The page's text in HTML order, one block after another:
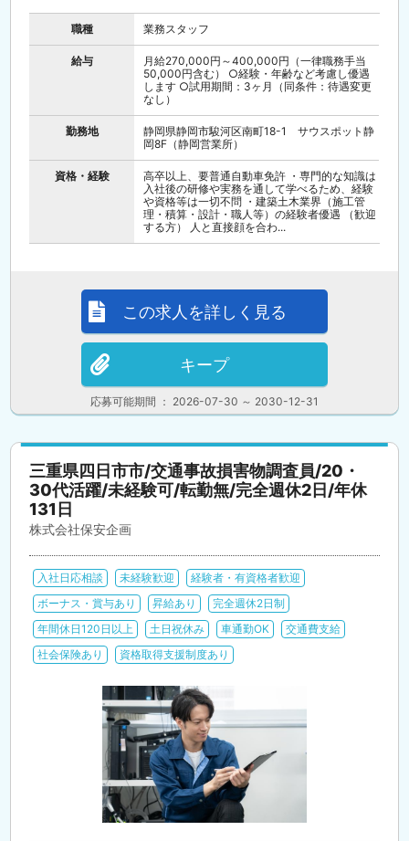
職種 業務スタッフ
給与
月給270,000円～400,000円（一律職務手当
50,000円含む） ○経験・年齢など考慮し優遇
します ○試用期間：3ヶ月（同条件：待遇変更
なし）
勤務地
静岡県静岡市駿河区南町18-1 サウスポット静
岡8F（静岡営業所）
資格・経験
高卒以上、要普通自動車免許 ・専門的な知識は
入社後の研修や実務を通して学べるため、経験
や資格等は一切不問 ・建築土木業界（施工管
理・積算・設計・職人等）の経験者優遇 （歓迎
する方） 人と直接顔を合わ...
応募可能期間 ： 2026-07-30 ～ 2030-12-31
この求人を詳しく見る
キープ
三重県四日市市/交通事故損害物調査員/20・
30代活躍/未経験可/転勤無/完全週休2日/年休
131日
株式会社保安企画
入社日応相談 未経験歓迎
経験者・有資格者歓迎
ボーナス・賞与あり
昇給あり
完全週休2日制
年間休日120日以上
土日祝休み 車通勤OK
交通費支給
社会保険あり
資格取得支援制度あり